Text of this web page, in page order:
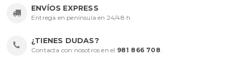
ENVÍOS EXPRESS
Entrega en península en 24/48 h.
¿TIENES DUDAS?
Contacta con nosotros en el 981 866 708.